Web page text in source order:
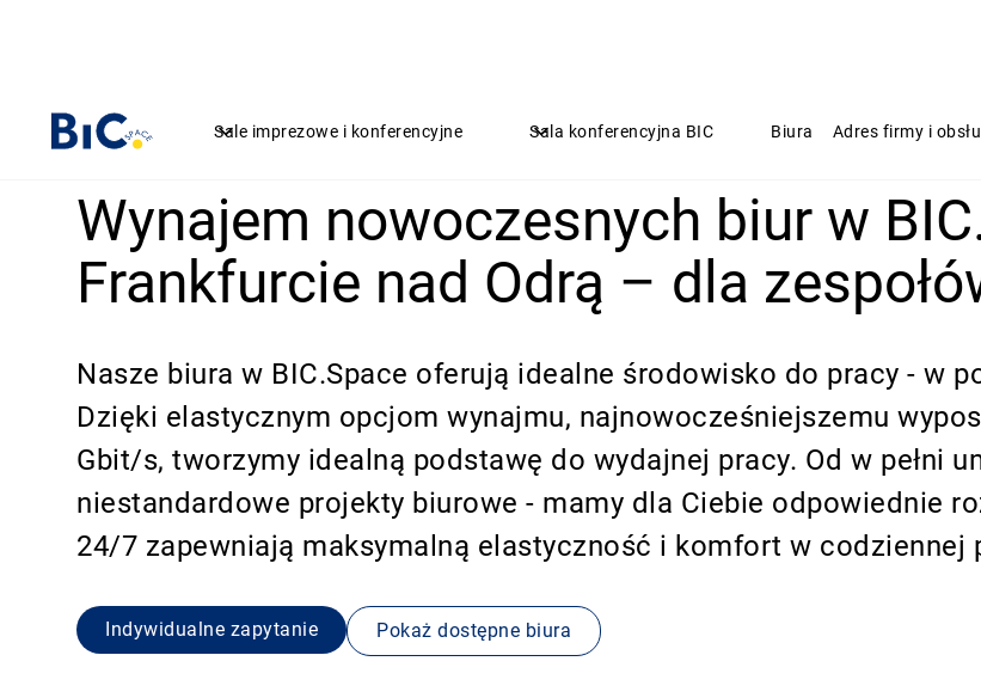
Sale imprezowe i konferencyjne Sala konferencyjna BIC Biura Adres firmy i
Wynajem nowoczesnych biur w
Frankfurcie nad Odrą – dla
Nasze biura w BIC.Space oferują idealne środowisko do pracy - w
Dzięki elastycznym opcjom wynajmu, najnowocześniejszemu
Gbit/s, tworzymy idealną podstawę do wydajnej pracy. Od w pełni
niestandardowe projekty biurowe - mamy dla Ciebie odpowiednie
24/7 zapewniają maksymalną elastyczność i komfort w codziennej
Indywidualne zapytanie Pokaż dostępne biura